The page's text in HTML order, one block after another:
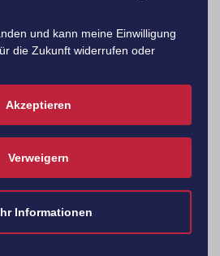
ein
vereinbaren
und kann meine Einwilligung
die Zukunft widerrufen oder
Akzeptieren
Verweigern
Informationen